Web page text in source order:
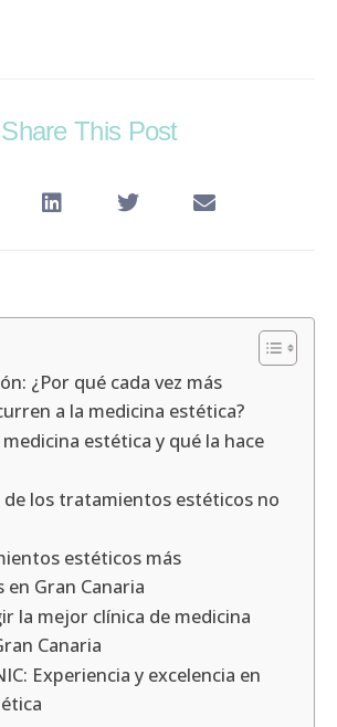
Share This Post
¿Por qué cada vez más
a la medicina estética?
medicina estética y qué la hace
de los tratamientos estéticos no
estéticos más
en Gran Canaria
la mejor clínica de medicina
Canaria
Experiencia y excelencia en